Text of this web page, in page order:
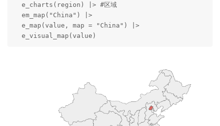
  e_charts(region) |> #区域
  em_map("China") |>
  e_map(value, map = "China") |>
  e_visual_map(value)